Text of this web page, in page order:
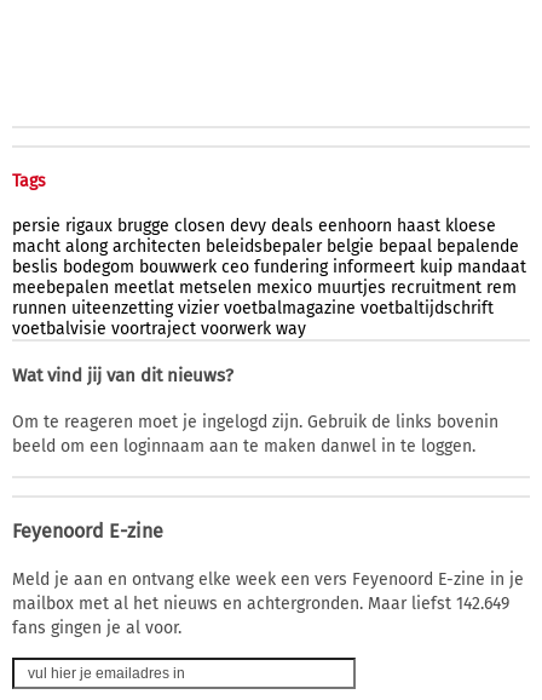
Tags
persie rigaux brugge closen devy deals eenhoorn haast kloese
macht along architecten beleidsbepaler belgie bepaal bepalende
beslis bodegom bouwwerk ceo fundering informeert kuip mandaat
meebepalen meetlat metselen mexico muurtjes recruitment rem
runnen uiteenzetting vizier voetbalmagazine voetbaltijdschrift
voetbalvisie voortraject voorwerk way
Wat vind jij van dit nieuws?
Om te reageren moet je ingelogd zijn. Gebruik de links bovenin
beeld om een loginnaam aan te maken danwel in te loggen.
Feyenoord E-zine
Meld je aan en ontvang elke week een vers Feyenoord E-zine in je
mailbox met al het nieuws en achtergronden. Maar liefst 142.649
fans gingen je al voor.